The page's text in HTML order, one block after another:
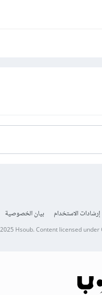
إرشادات الاستخدام بيان الخصوصية
Hsoub.Content licensed under